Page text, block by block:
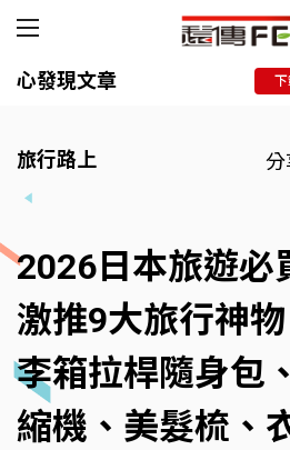
心發現文章
旅行路上 分
2026日本旅遊必
激推9大旅行神
李箱拉桿隨身包
縮機、美髮梳、